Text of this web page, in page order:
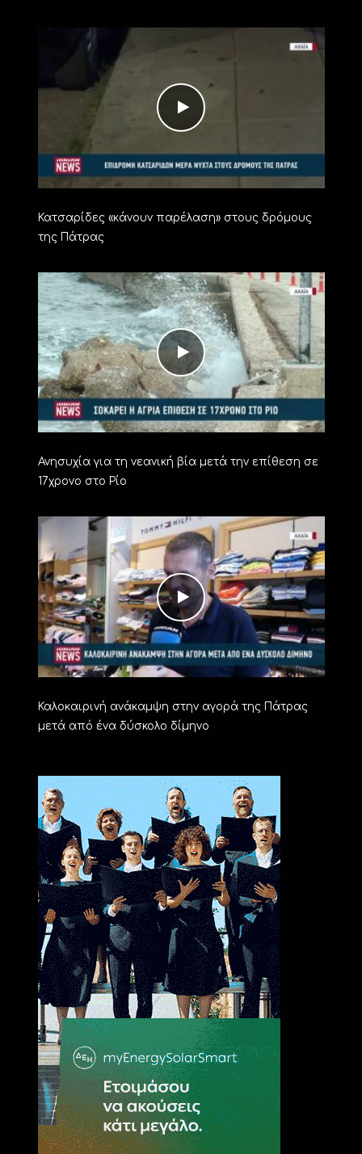
Κατσαρίδες «κάνουν παρέλαση» στους δρόμους
της Πάτρας
Ανησυχία για τη νεανική βία μετά την επίθεση σε
17χρονο στο Ρίο
Καλοκαιρινή ανάκαμψη στην αγορά της Πάτρας
μετά από ένα δύσκολο δίμηνο